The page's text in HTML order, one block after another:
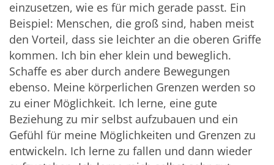
einzusetzen, wie es für mich gerade passt. Ein
Beispiel: Menschen, die groß sind, haben meist
den Vorteil, dass sie leichter an die oberen Griffe
kommen. Ich bin eher klein und beweglich.
Schaffe es aber durch andere Bewegungen
ebenso. Meine körperlichen Grenzen werden so
zu einer Möglichkeit. Ich lerne, eine gute
Beziehung zu mir selbst aufzubauen und ein
Gefühl für meine Möglichkeiten und Grenzen zu
entwickeln. Ich lerne zu fallen und dann wieder